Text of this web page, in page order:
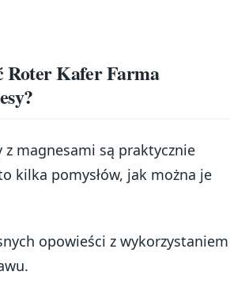
Roter Kafer Farma
z magnesami są praktycznie
kilka pomysłów, jak można je
opowieści z wykorzystaniem